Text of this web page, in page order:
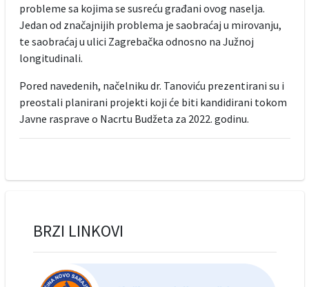
probleme sa kojima se susreću građani ovog naselja.
Jedan od značajnijih problema je saobraćaj u mirovanju,
te saobraćaj u ulici Zagrebačka odnosno na Južnoj
longitudinali.
Pored navedenih, načelniku dr. Tanoviću prezentirani su i
preostali planirani projekti koji će biti kandidirani tokom
Javne rasprave o Nacrtu Budžeta za 2022. godinu.
BRZI LINKOVI